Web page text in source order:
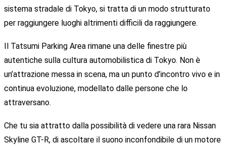
sistema stradale di Tokyo, si tratta di un modo strutturato
per raggiungere luoghi altrimenti difficili da raggiungere.
Il Tatsumi Parking Area rimane una delle finestre più
autentiche sulla cultura automobilistica di Tokyo. Non è
un’attrazione messa in scena, ma un punto d’incontro vivo e in
continua evoluzione, modellato dalle persone che lo
attraversano.
Che tu sia attratto dalla possibilità di vedere una rara Nissan
Skyline GT-R, di ascoltare il suono inconfondibile di un motore